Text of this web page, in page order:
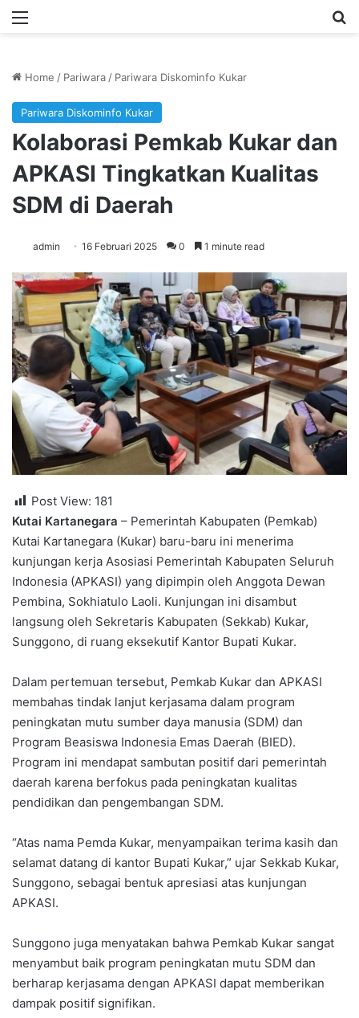
Menu
Home / Pariwara / Pariwara Diskominfo Kukar
Pariwara Diskominfo Kukar
Kolaborasi Pemkab Kukar dan
APKASI Tingkatkan Kualitas
SDM di Daerah
admin 16 Februari 2025 0 1 minute read
Post View: 181
Kutai Kartanegara – Pemerintah Kabupaten (Pemkab)
Kutai Kartanegara (Kukar) baru-baru ini menerima
kunjungan kerja Asosiasi Pemerintah Kabupaten Seluruh
Indonesia (APKASI) yang dipimpin oleh Anggota Dewan
Pembina, Sokhiatulo Laoli. Kunjungan ini disambut
langsung oleh Sekretaris Kabupaten (Sekkab) Kukar,
Sunggono, di ruang eksekutif Kantor Bupati Kukar.
Dalam pertemuan tersebut, Pemkab Kukar dan APKASI
membahas tindak lanjut kerjasama dalam program
peningkatan mutu sumber daya manusia (SDM) dan
Program Beasiswa Indonesia Emas Daerah (BIED).
Program ini mendapat sambutan positif dari pemerintah
daerah karena berfokus pada peningkatan kualitas
pendidikan dan pengembangan SDM.
“Atas nama Pemda Kukar, menyampaikan terima kasih dan
selamat datang di kantor Bupati Kukar,” ujar Sekkab Kukar,
Sunggono, sebagai bentuk apresiasi atas kunjungan
APKASI.
Sunggono juga menyatakan bahwa Pemkab Kukar sangat
menyambut baik program peningkatan mutu SDM dan
berharap kerjasama dengan APKASI dapat memberikan
dampak positif signifikan.